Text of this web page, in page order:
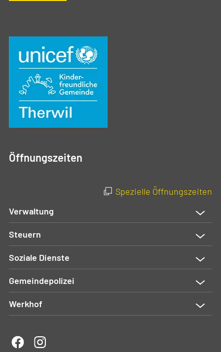
Öffnungszeiten
Spezielle Öffnungszeiten
Verwaltung
Steuern
Soziale Dienste
Gemeindepolizei
Werkhof